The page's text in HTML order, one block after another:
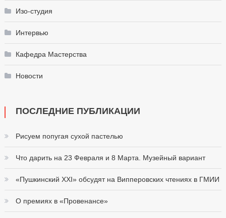
Изо-студия
Интервью
Кафедра Мастерства
Новости
ПОСЛЕДНИЕ ПУБЛИКАЦИИ
Рисуем попугая сухой пастелью
Что дарить на 23 Февраля и 8 Марта. Музейный вариант
«Пушкинский XXI» обсудят на Випперовских чтениях в ГМИИ
О премиях в «Провенансе»